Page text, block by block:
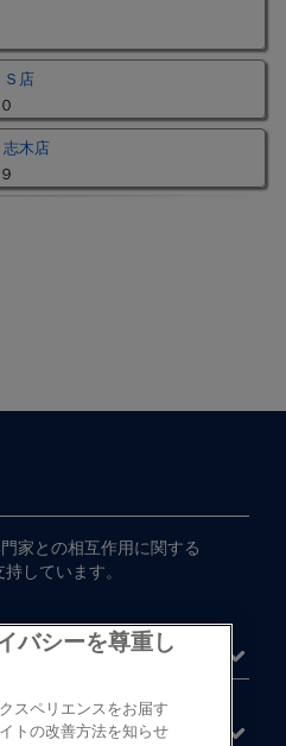
Ｓ店
志木店
家との​相互作用に​関する​
しています。
バシーを尊重し
スペリエンスをお届す
トの改善方法を知らせ